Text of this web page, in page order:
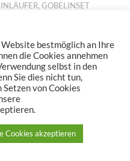
,GOBELINSET
DECKCHEN,
FRÜHLINGSMOTIV,
,JACQUARD
,JACQUARD
,JACQUARD
,JACQUARD TISCHSET
,KISSEN FRÜHLING
bestmöglich an Ihre
die Cookies annehmen
selbst in den
Sie dies nicht tun,
Setzen von Cookies
Cookies akzeptieren